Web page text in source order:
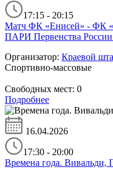
17:15 - 20:15
Матч ФК «Енисей» - ФК
ПАРИ Первенства
Организатор: Краевой
Спортивно-массовые
Свободных мест: 0
Подробнее
16.04.2026
17:30 - 20:00
Времена года. Вивальди,